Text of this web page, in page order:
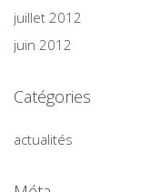
juillet 2012
juin 2012
Catégories
actualités